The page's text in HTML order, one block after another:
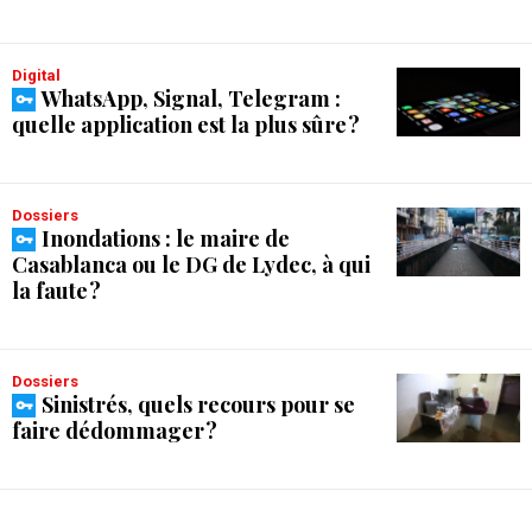
Digital
WhatsApp, Signal, Telegram :
quelle application est la plus sûre ?
Dossiers
Inondations : le maire de
Casablanca ou le DG de Lydec, à qui
la faute ?
Dossiers
Sinistrés, quels recours pour se
faire dédommager ?